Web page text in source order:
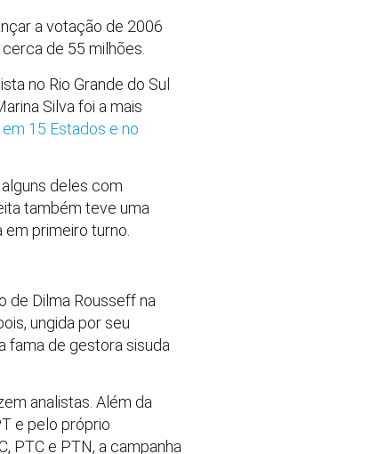
a votação de 2006
de 55 milhões.
no Rio Grande do Sul
Silva foi a mais
15 Estados e no
deles com
também teve uma
primeiro turno.
de Dilma Rousseff na
ungida por seu
fama de gestora sisuda
analistas. Além da
e pelo próprio
PTC e PTN, a campanha